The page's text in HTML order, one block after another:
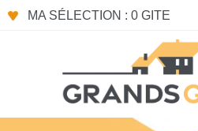
MA SÉLECTION : 0 GITE
Panneau de gestion des cookies